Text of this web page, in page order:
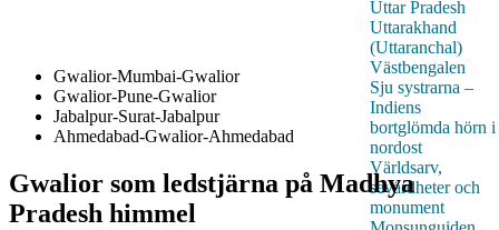
Uttar Pradesh
Uttarakhand
(Uttaranchal)
Västbengalen
Sju systrarna –
Indiens
bortglömda hörn i
nordost
Världsarv,
sevärdheter och
monument
Gwalior-Mumbai-Gwalior
Gwalior-Pune-Gwalior
Jabalpur-Surat-Jabalpur
Ahmedabad-Gwalior-Ahmedabad
Gwalior som ledstjärna på Madhya
Pradesh himmel